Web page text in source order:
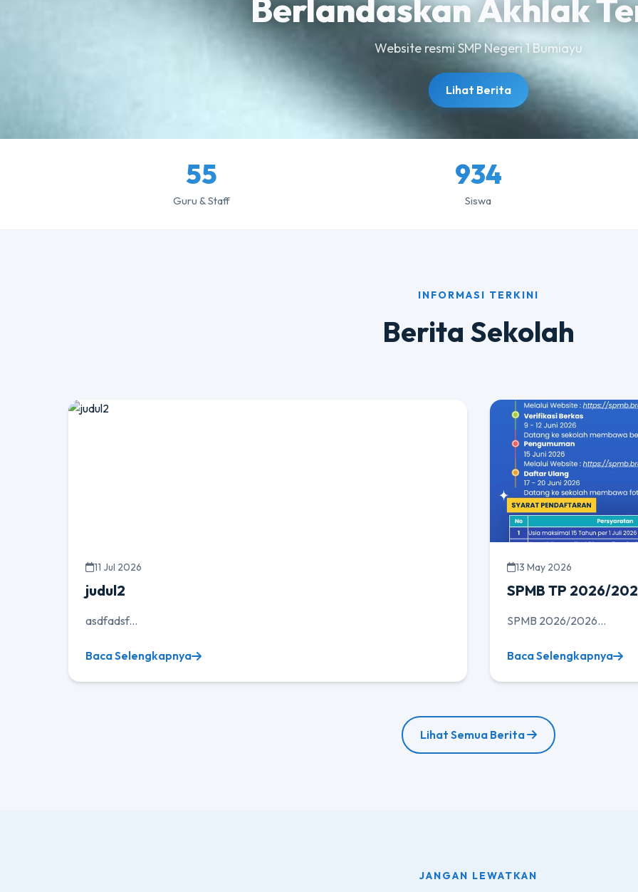
Berlandaskan Akhlak
Website resmi SMP Negeri 1 Bumiayu
Lihat Berita
55
Guru & Staff
934
Siswa
INFORMASI TERKINI
Berita Sekolah
11 Jul 2026
judul2
asdfadsf...
Baca Selengkapnya
13 May 2026
SPMB TP 2026/
SPMB 2026/2026...
Baca Selengkapnya
Lihat Semua Berita
JANGAN LEWATKAN